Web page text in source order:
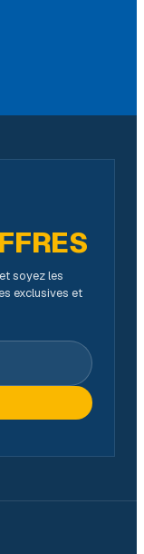
soyez les
exclusives et